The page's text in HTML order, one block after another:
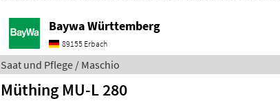
Baywa Württemberg
89155 Erbach
Saat und Pflege / Maschio
Müthing MU-L 280